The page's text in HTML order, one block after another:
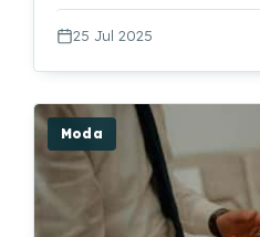
25 Jul 2025
Moda